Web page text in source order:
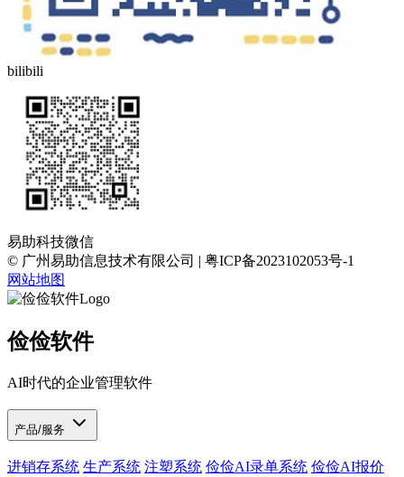
bilibili
易助科技微信
© 广州易助信息技术有限公司 | 粤ICP备2023102053号-1
网站地图
俭俭软件
AI时代的企业管理软件
产品/服务
进销存系统 生产系统 注塑系统 俭俭AI录单系统 俭俭AI报价